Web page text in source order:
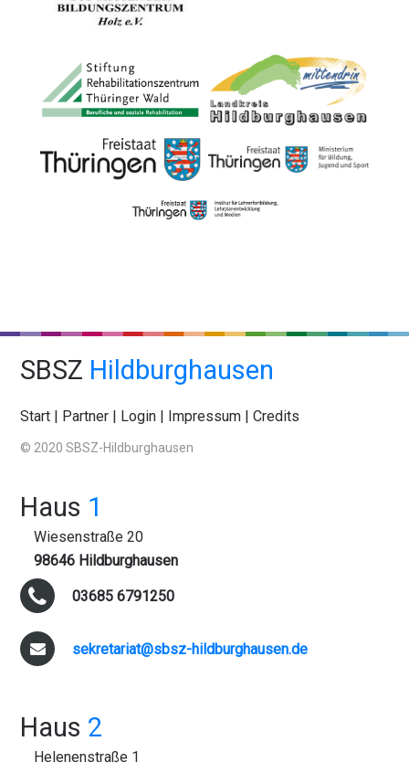
SBSZ Hildburghausen
Start | Partner | Login | Impressum |Credits
© 2020 SBSZ-Hildburghausen
Haus 1
Wiesenstraße 20
98646 Hildburghausen
03685 6791250
sekretariat@sbsz-hildburghausen.de
Haus 2
Helenenstraße 1